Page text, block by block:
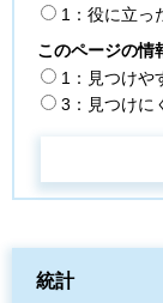
1：役に立っ
このページの情
1：見つけや
3：見つけに
統計